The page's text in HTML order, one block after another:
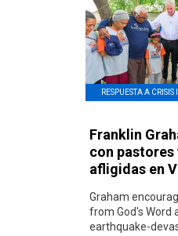
RESPUESTA A
Franklin
con
afligidas en
Graham
from God's Word
earthquake-